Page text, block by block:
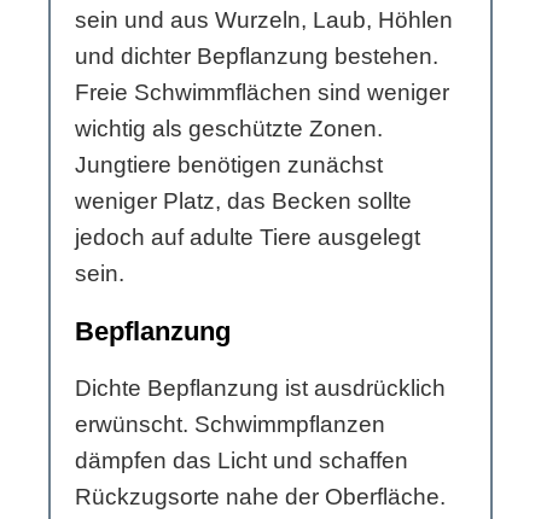
sein und aus Wurzeln, Laub, Höhlen
und dichter Bepflanzung bestehen.
Freie Schwimmflächen sind weniger
wichtig als geschützte Zonen.
Jungtiere benötigen zunächst
weniger Platz, das Becken sollte
jedoch auf adulte Tiere ausgelegt
sein.
Bepflanzung
Dichte Bepflanzung ist ausdrücklich
erwünscht. Schwimmpflanzen
dämpfen das Licht und schaffen
Rückzugsorte nahe der Oberfläche.